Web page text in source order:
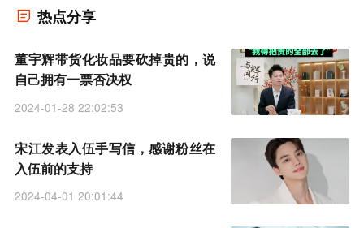
热点分享
董宇辉带货化妆品要砍掉贵的，说
自己拥有一票否决权
2024-01-28 22:02:53
宋江发表入伍手写信，感谢粉丝在
入伍前的支持
2024-04-01 20:01:44